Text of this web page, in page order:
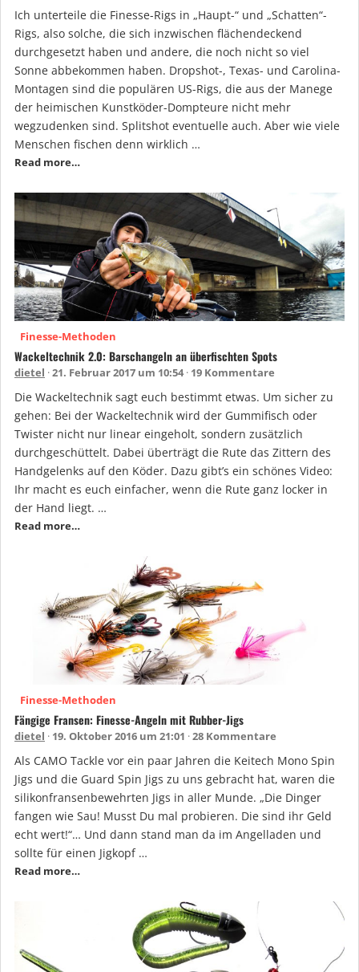
Ich unterteile die Finesse-Rigs in „Haupt-“ und „Schatten“-
Rigs, also solche, die sich inzwischen flächendeckend
durchgesetzt haben und andere, die noch nicht so viel
Sonne abbekommen haben. Dropshot-, Texas- und Carolina-
Montagen sind die populären US-Rigs, die aus der Manege
der heimischen Kunstköder-Dompteure nicht mehr
wegzudenken sind. Splitshot eventuelle auch. Aber wie viele
Menschen fischen denn wirklich …
Read more…
Finesse-Methoden
Wackeltechnik 2.0: Barschangeln an überfischten Spots
dietel 21. Februar 2017 um 10:54 19 Kommentare
Die Wackeltechnik sagt euch bestimmt etwas. Um sicher zu
gehen: Bei der Wackeltechnik wird der Gummifisch oder
Twister nicht nur linear eingeholt, sondern zusätzlich
durchgeschüttelt. Dabei überträgt die Rute das Zittern des
Handgelenks auf den Köder. Dazu gibt’s ein schönes Video:
Ihr macht es euch einfacher, wenn die Rute ganz locker in
der Hand liegt. …
Read more…
Finesse-Methoden
Fängige Fransen: Finesse-Angeln mit Rubber-Jigs
dietel 19. Oktober 2016 um 21:01 28 Kommentare
Als CAMO Tackle vor ein paar Jahren die Keitech Mono Spin
Jigs und die Guard Spin Jigs zu uns gebracht hat, waren die
silikonfransenbewehrten Jigs in aller Munde. „Die Dinger
fangen wie Sau! Musst Du mal probieren. Die sind ihr Geld
echt wert!“… Und dann stand man da im Angelladen und
sollte für einen Jigkopf …
Read more…